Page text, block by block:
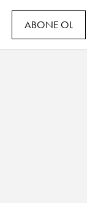
ABONE OL